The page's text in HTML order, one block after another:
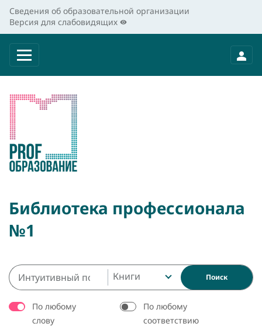
Сведения об образовательной организации
Версия для слабовидящих
Библиотека профессионала
№1
Книги Поиск
По любому
слову
По любому
соответствию